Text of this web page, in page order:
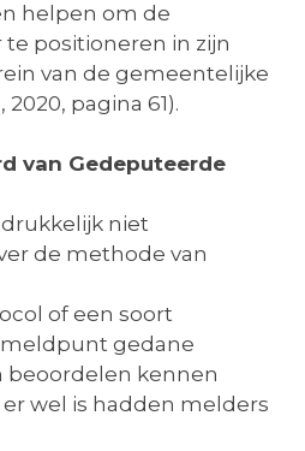
helpen om de
positioneren in zijn
van de gemeentelijke
pagina 61).
van Gedeputeerde
niet
de methode van
of een soort
gedane
beoordelen kennen
wel is hadden melders